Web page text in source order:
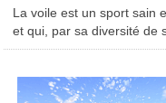
La voile est un sport sain
et qui, par sa diversité de